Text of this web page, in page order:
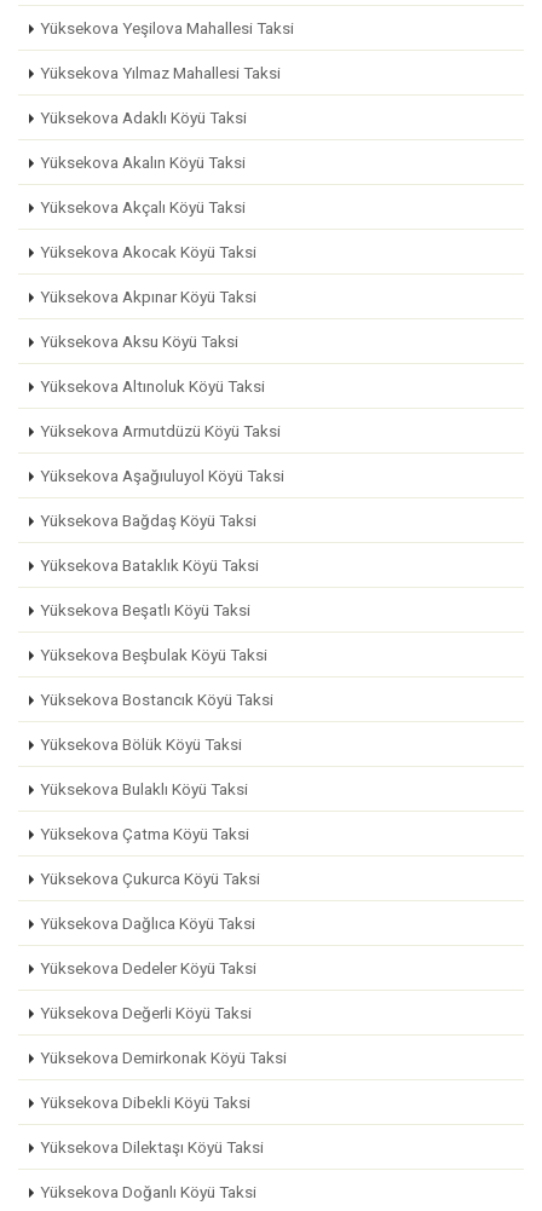
Yüksekova Yeşilova Mahallesi Taksi
Yüksekova Yılmaz Mahallesi Taksi
Yüksekova Adaklı Köyü Taksi
Yüksekova Akalın Köyü Taksi
Yüksekova Akçalı Köyü Taksi
Yüksekova Akocak Köyü Taksi
Yüksekova Akpınar Köyü Taksi
Yüksekova Aksu Köyü Taksi
Yüksekova Altınoluk Köyü Taksi
Yüksekova Armutdüzü Köyü Taksi
Yüksekova Aşağıuluyol Köyü Taksi
Yüksekova Bağdaş Köyü Taksi
Yüksekova Bataklık Köyü Taksi
Yüksekova Beşatlı Köyü Taksi
Yüksekova Beşbulak Köyü Taksi
Yüksekova Bostancık Köyü Taksi
Yüksekova Bölük Köyü Taksi
Yüksekova Bulaklı Köyü Taksi
Yüksekova Çatma Köyü Taksi
Yüksekova Çukurca Köyü Taksi
Yüksekova Dağlıca Köyü Taksi
Yüksekova Dedeler Köyü Taksi
Yüksekova Değerli Köyü Taksi
Yüksekova Demirkonak Köyü Taksi
Yüksekova Dibekli Köyü Taksi
Yüksekova Dilektaşı Köyü Taksi
Yüksekova Doğanlı Köyü Taksi